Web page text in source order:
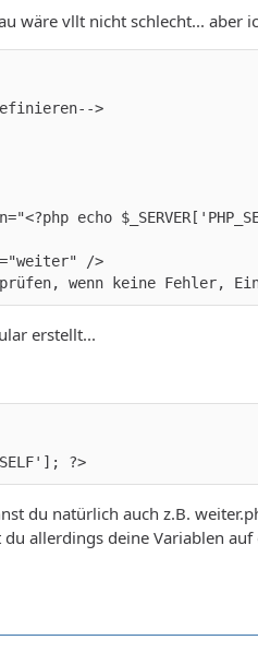
wäre vllt nicht schlecht... aber
wenn keine Fehler,
erstellt...
?>
du natürlich auch z.B.
allerdings deine Variablen